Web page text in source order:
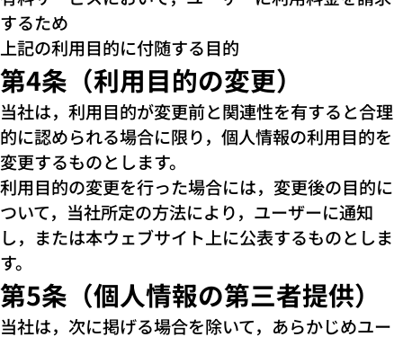
するため
上記の利用目的に付随する目的
第4条（利用目的の変更）
当社は，利用目的が変更前と関連性を有すると合理
的に認められる場合に限り，個人情報の利用目的を
変更するものとします。
利用目的の変更を行った場合には，変更後の目的に
ついて，当社所定の方法により，ユーザーに通知
し，または本ウェブサイト上に公表するものとしま
す。
第5条（個人情報の第三者提供）
当社は，次に掲げる場合を除いて，あらかじめユー